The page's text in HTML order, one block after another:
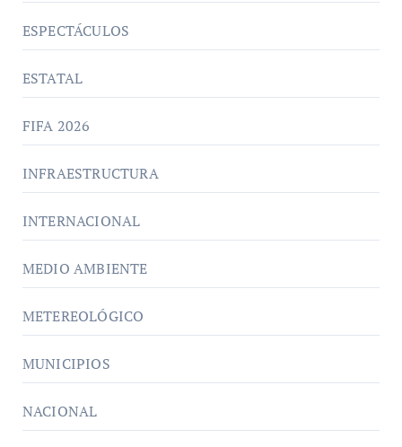
ESPECTÁCULOS
ESTATAL
FIFA 2026
INFRAESTRUCTURA
INTERNACIONAL
MEDIO AMBIENTE
METEREOLÓGICO
MUNICIPIOS
NACIONAL